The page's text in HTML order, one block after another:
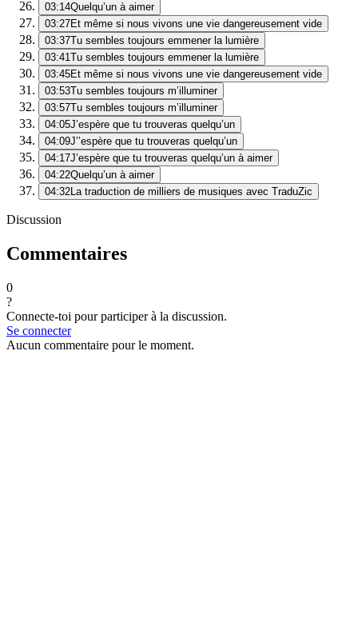
03:14Quelqu’un à aimer
03:27Et même si nous vivons une vie dangereusement vide
03:37Tu sembles toujours emmener la lumière
03:41Tu sembles toujours emmener la lumière
03:45Et même si nous vivons une vie dangereusement vide
03:53Tu sembles toujours m’illuminer
03:57Tu sembles toujours m’illuminer
04:05J’espère que tu trouveras quelqu’un
04:09J’’espère que tu trouveras quelqu’un
04:17J’espère que tu trouveras quelqu’un à aimer
04:22Quelqu’un à aimer
04:32La traduction de milliers de musiques avec TraduZic
Discussion
Commentaires
0
?
Connecte-toi pour participer à la discussion.
Se connecter
Aucun commentaire pour le moment.